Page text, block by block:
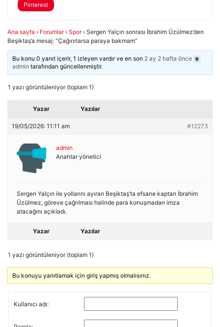
Pinterest
Ana sayfa › Forumlar › Spor › Sergen Yalçın sonrası İbrahim Üzülmez’den
Beşiktaş’a mesaj: “Çağırırlarsa paraya bakmam”
Bu konu 0 yanıt içerir, 1 izleyen vardır ve en son 2 ay 2 hafta önce
admin tarafından güncellenmiştir.
1 yazı görüntüleniyor (toplam 1)
Yazar Yazılar
19/05/2026: 11:11 am #12273
admin
Anahtar yönetici
Sergen Yalçın ile yollarını ayıran Beşiktaş’ta efsane kaptan İbrahim
Üzülmez, göreve çağrılması halinde para konuşmadan imza
atacağını açıkladı.
Yazar Yazılar
1 yazı görüntüleniyor (toplam 1)
Bu konuyu yanıtlamak için giriş yapmış olmalısınız.
Kullanıcı adı: